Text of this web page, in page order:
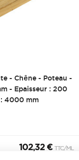
- Chêne - Poteau -
- Epaisseur : 200
4000 mm
102,32 €TTC/ML